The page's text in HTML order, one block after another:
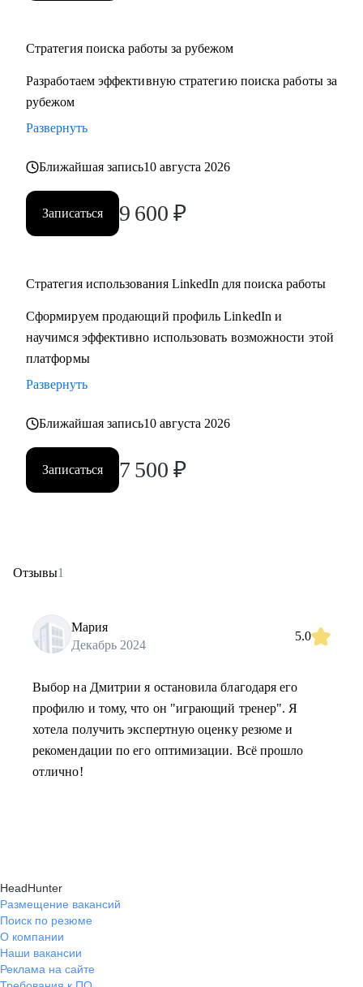
Стратегия поиска работы за рубежом
Разработаем эффективную стратегию поиска работы за
рубежом
Развернуть
Ближайшая запись10 августа 2026
Записаться 9 600 ₽
Стратегия использования LinkedIn для поиска работы
Сформируем продающий профиль LinkedIn и
научимся эффективно использовать возможности этой
платформы
Развернуть
Ближайшая запись10 августа 2026
Записаться 7 500 ₽
Отзывы1
Мария
Декабрь 2024
5.0
Выбор на Дмитрии я остановила благодаря его
профилю и тому, что он "играющий тренер". Я
хотела получить экспертную оценку резюме и
рекомендации по его оптимизации. Всё прошло
отлично!
HeadHunter
Размещение вакансий
Поиск по резюме
О компании
Наши вакансии
Реклама на сайте